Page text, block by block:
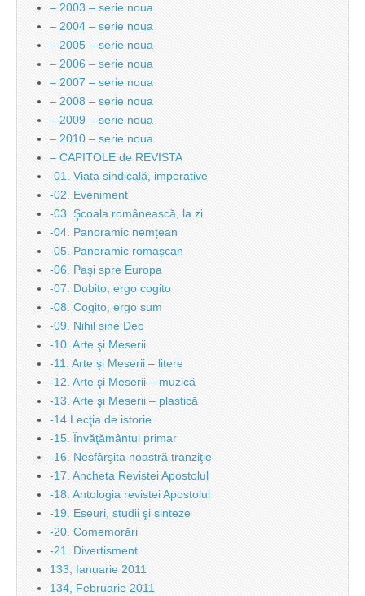
– 2003 – serie noua
– 2004 – serie noua
– 2005 – serie noua
– 2006 – serie noua
– 2007 – serie noua
– 2008 – serie noua
– 2009 – serie noua
– 2010 – serie noua
– CAPITOLE de REVISTA
-01. Viata sindicală, imperative
-02. Eveniment
-03. Şcoala românească, la zi
-04. Panoramic nemțean
-05. Panoramic romașcan
-06. Paşi spre Europa
-07. Dubito, ergo cogito
-08. Cogito, ergo sum
-09. Nihil sine Deo
-10. Arte şi Meserii
-11. Arte şi Meserii – litere
-12. Arte şi Meserii – muzică
-13. Arte şi Meserii – plastică
-14 Lecţia de istorie
-15. Învăţământul primar
-16. Nesfârşita noastră tranziţie
-17. Ancheta Revistei Apostolul
-18. Antologia revistei Apostolul
-19. Eseuri, studii şi sinteze
-20. Comemorări
-21. Divertisment
133, Ianuarie 2011
134, Februarie 2011